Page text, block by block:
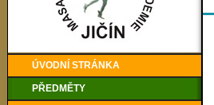
ÚVODNÍ STRÁNKA
PŘEDMĚTY